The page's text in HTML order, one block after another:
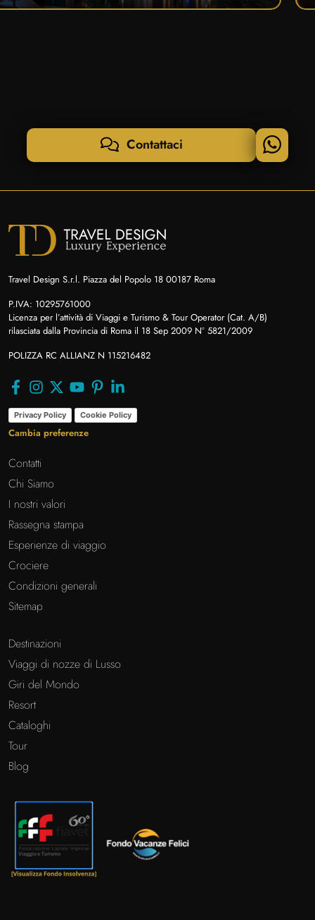
Contattaci
Travel Design S.r.l. Piazza del Popolo 18 00187 Roma
P.IVA: 10295761000
Licenza per l’attività di Viaggi e Turismo & Tour Operator (Cat. A/B)
rilasciata dalla Provincia di Roma il 18 Sep 2009 N° 5821/2009
POLIZZA RC ALLIANZ N 115216482
Privacy Policy Cookie Policy
Cambia preferenze
Contatti
Chi Siamo
I nostri valori
Rassegna stampa
Esperienze di viaggio
Crociere
Condizioni generali
Sitemap
Destinazioni
Viaggi di nozze di Lusso
Giri del Mondo
Resort
Cataloghi
Tour
Blog